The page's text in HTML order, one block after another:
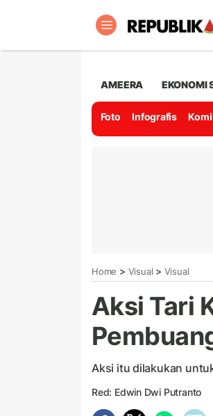
AMEERA EKONOMI
Foto Infografis
Home > Visual > Visual
Aksi Tari
Aksi itu dilakukan
Red: Edwin Dwi Putranto